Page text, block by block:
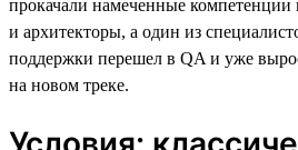
прокачали намеченные
и архитекторы, а один из
поддержки перешел в QA и уже
на новом треке.